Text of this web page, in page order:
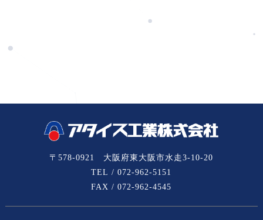
〒578-0921 大阪府東大阪市水走3-10-20
TEL / 072-962-5151
FAX / 072-962-4545